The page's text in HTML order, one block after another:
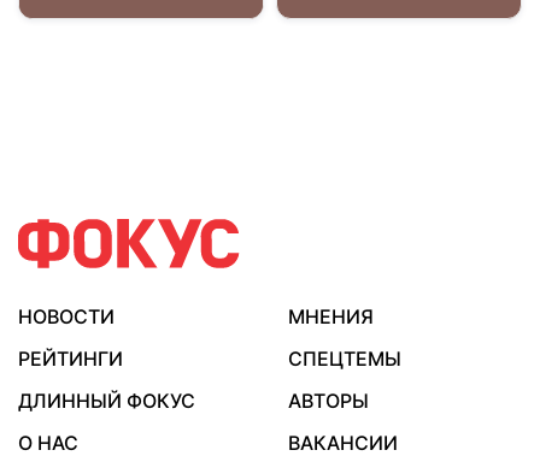
НОВОСТИ
МНЕНИЯ
РЕЙТИНГИ
СПЕЦТЕМЫ
ДЛИННЫЙ ФОКУС
АВТОРЫ
О НАС
ВАКАНСИИ